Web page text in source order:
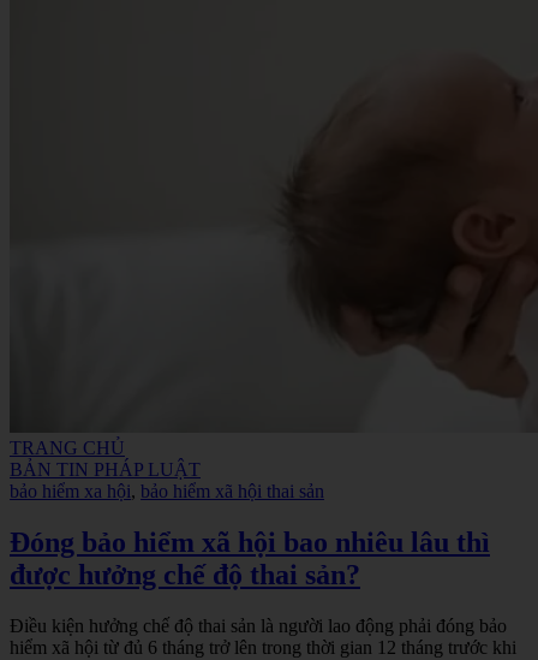
TRANG CHỦ
BẢN TIN PHÁP LUẬT
bảo hiểm xa hội, bảo hiểm xã hội thai sản
Đóng bảo hiểm xã hội bao nhiêu lâu thì
được hưởng chế độ thai sản?
Điều kiện hưởng chế độ thai sản là người lao động phải đóng bảo
hiểm xã hội từ đủ 6 tháng trở lên trong thời gian 12 tháng trước khi